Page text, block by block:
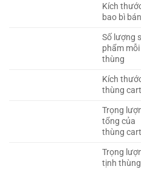
Kích
bao bì
Số lượng
phẩm mỗi
thùng
Kích
thùng
Trọng
tổng của
thùng
Trọng
tịnh thùng